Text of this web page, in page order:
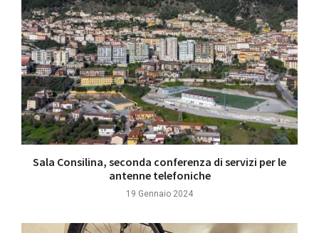
Sala Consilina, seconda conferenza di servizi per le
antenne telefoniche
19 Gennaio 2024